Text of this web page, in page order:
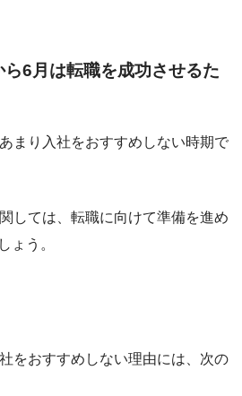
6月は転職を成功させるた
まり入社をおすすめしない時期で
しては、転職に向けて準備を進め
ょう。
をおすすめしない理由には、次の